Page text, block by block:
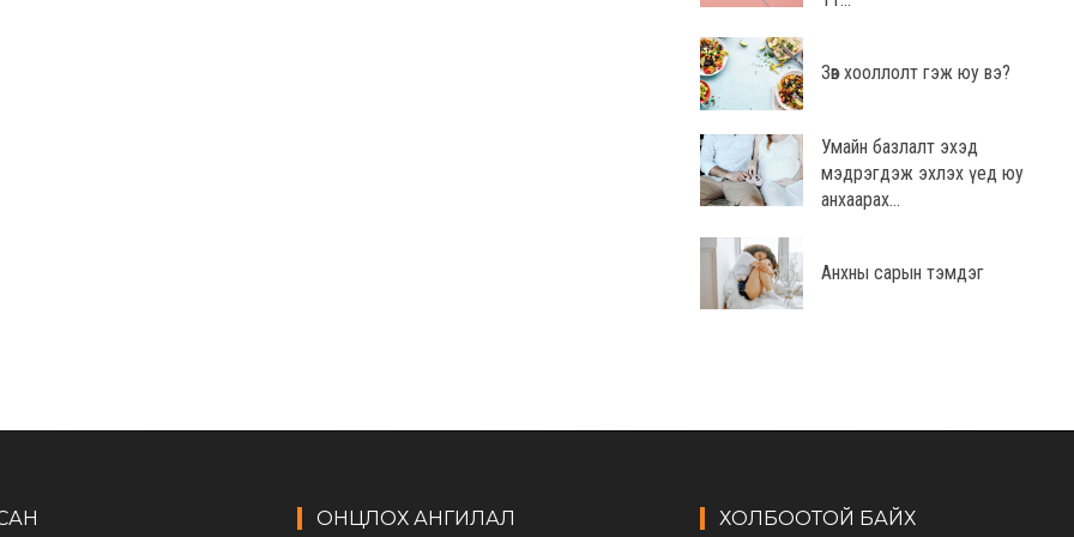
Зөв хооллолт гэж юу вэ?
Умайн базлалт эхэд
мэдрэгдэж эхлэх үед юу
анхаарах...
Анхны сарын тэмдэг
ОНЦЛОХ АНГИЛАЛ ХОЛБООТОЙ БАЙХ